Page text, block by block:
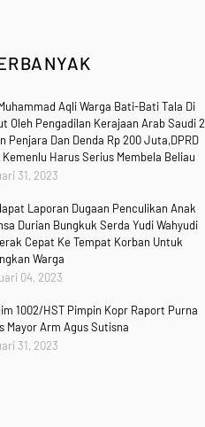
Aqli Warga Bati-Bati Tala Di
Oleh Pengadilan Kerajaan Arab Saudi 2
Penjara Dan Denda Rp 200 Juta,DPRD
Kemenlu Harus Serius Membela Beliau
31, 2023
Laporan Dugaan Penculikan Anak
Durian Bungkuk Serda Yudi Wahyudi
Cepat Ke Tempat Korban Untuk
Warga
04, 2023
1002/HST Pimpin Kopr Raport Purna
Mayor Arm Agus Sutisna
31, 2023